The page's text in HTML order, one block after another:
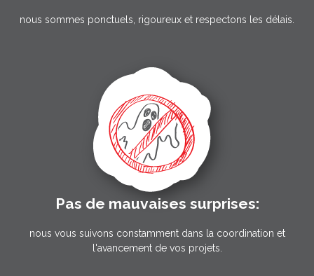
nous sommes ponctuels, rigoureux et respectons les délais.
Pas de mauvaises surprises:
nous vous suivons constamment dans la coordination et
l'avancement de vos projets.